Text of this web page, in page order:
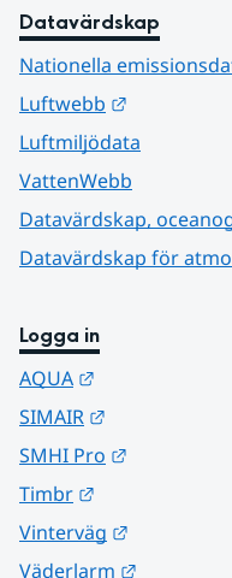
Datavärdskap
Nationella
Luftwebb
Luftmiljödata
VattenWebb
Datavärdskap,
Datavärdskap för
Logga in
AQUA
SIMAIR
SMHI Pro
Timbr
Vinterväg
Väderlarm